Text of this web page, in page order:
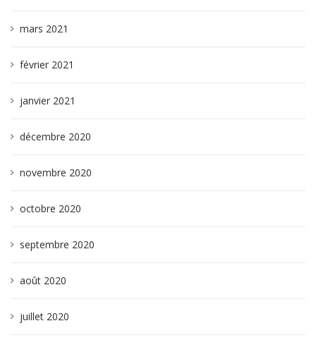
mars 2021
février 2021
janvier 2021
décembre 2020
novembre 2020
octobre 2020
septembre 2020
août 2020
juillet 2020